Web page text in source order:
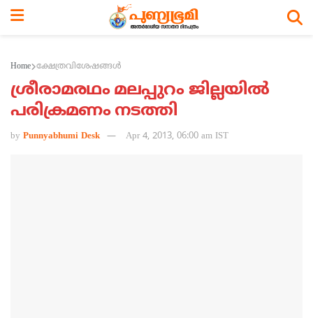
Home ക്ഷേത്രവിശേഷങ്ങള്‍
ശ്രീരാമരഥം മലപ്പുറം ജില്ലയില്‍
പരിക്രമണം നടത്തി
by Punnyabhumi Desk Apr 4, 2013, 06:00 am IST